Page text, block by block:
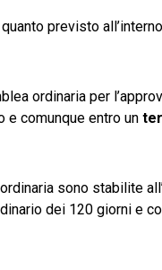
previsto
ordinaria per
comunque entro un
sono stabilite
dei 120 giorni e